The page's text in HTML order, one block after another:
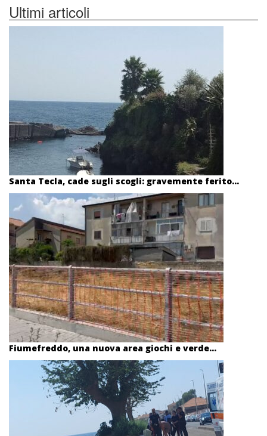
Ultimi articoli
Santa Tecla, cade sugli scogli: gravemente ferito...
Fiumefreddo, una nuova area giochi e verde...